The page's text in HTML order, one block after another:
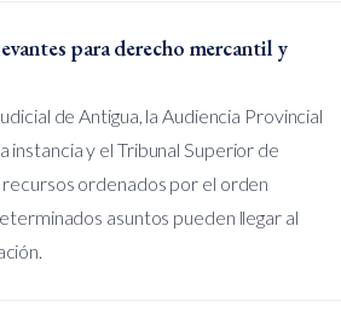
para derecho mercantil y
de Antigua, la Audiencia Provincial
instancia y el Tribunal Superior de
recursos ordenados por el orden
asuntos pueden llegar al